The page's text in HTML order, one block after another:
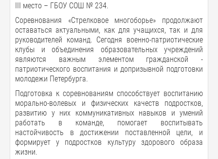
III место – ГБОУ СОШ № 234.
Соревнования «Стрелковое многоборье» продолжают
оставаться актуальными, как для учащихся, так и для
руководителей команд. Сегодня военно-патриотические
клубы и объединения образовательных учреждений
являются важным элементом гражданской -
патриотического воспитания и допризывной подготовки
молодежи Петербурга.
Подготовка к соревнованиям способствует воспитанию
морально-волевых и физических качеств подростков,
развитию у них коммуникативных навыков и умений
работать в команде, помогает воспитывать
настойчивость в достижении поставленной цели, и
формирует у подростков культуру здорового образа
жизни.